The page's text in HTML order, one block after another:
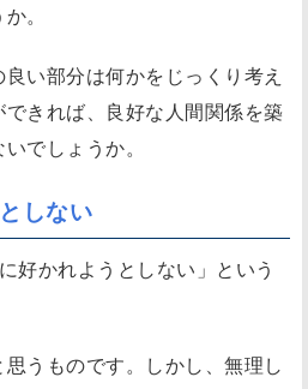
。
い部分は何かをじっくり考え
きれば、良好な人間関係を築
でしょうか。
しない
好かれようとしない」という
うものです。しかし、無理し